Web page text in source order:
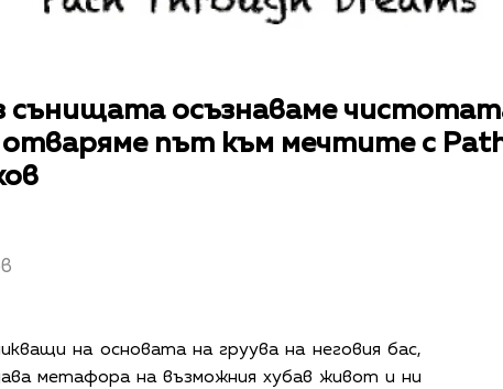
сънищата осъзнаваме
път към мечтите с
на основата на груува на неговия бас,
метафора на възможния хубав живот и ни